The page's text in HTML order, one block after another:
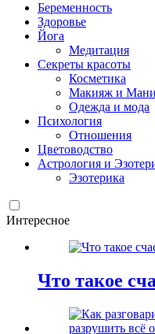
Беременность
Здоровье
Йога
Медитация
Секреты красоты
Косметика
Макияж и
Одежда и мода
Психология
Отношения
Цветоводство
Астрология и
Эзотерика
Интересное
Что такое